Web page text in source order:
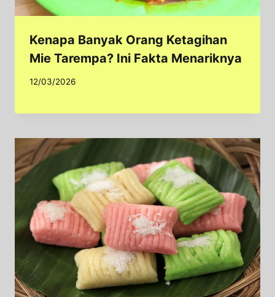
Kenapa Banyak Orang Ketagihan
Mie Tarempa? Ini Fakta Menariknya
12/03/2026